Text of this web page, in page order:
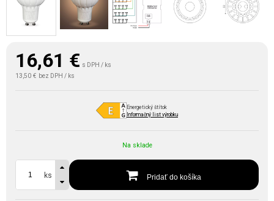
16,61 € s DPH / ks
13,50 € bez DPH / ks
Energetický štítok
Informačný list výrobku
Na sklade
ks Pridať do košíka